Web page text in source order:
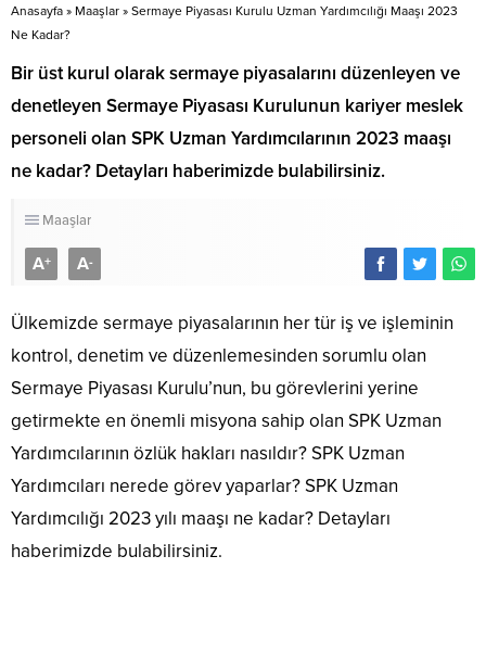
Anasayfa » Maaşlar » Sermaye Piyasası Kurulu Uzman Yardımcılığı Maaşı 2023
Ne Kadar?
Bir üst kurul olarak sermaye piyasalarını düzenleyen ve
denetleyen Sermaye Piyasası Kurulunun kariyer meslek
personeli olan SPK Uzman Yardımcılarının 2023 maaşı
ne kadar? Detayları haberimizde bulabilirsiniz.
Maaşlar
A+ A-
Ülkemizde sermaye piyasalarının her tür iş ve işleminin
kontrol, denetim ve düzenlemesinden sorumlu olan
Sermaye Piyasası Kurulu’nun, bu görevlerini yerine
getirmekte en önemli misyona sahip olan SPK Uzman
Yardımcılarının özlük hakları nasıldır? SPK Uzman
Yardımcıları nerede görev yaparlar? SPK Uzman
Yardımcılığı 2023 yılı maaşı ne kadar? Detayları
haberimizde bulabilirsiniz.